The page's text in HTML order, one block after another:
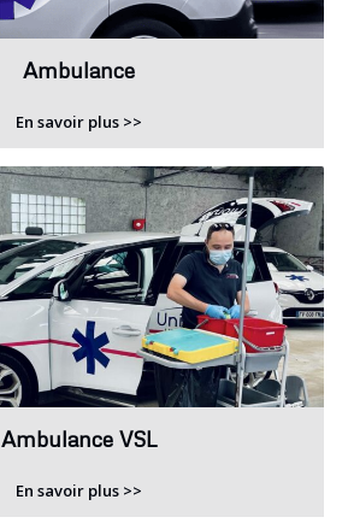
Ambulance
En savoir plus >>
Ambulance VSL
En savoir plus >>